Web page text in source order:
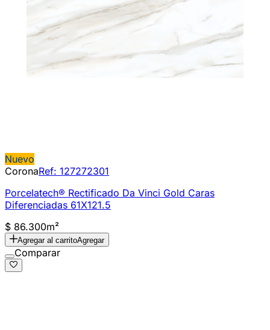
Nuevo
CoronaRef: 127272301
Porcelatech® Rectificado Da Vinci Gold Caras
Diferenciadas 61X121.5
$ 86.300m²
Agregar al carritoAgregar
Comparar